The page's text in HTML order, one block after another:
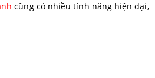
cũng có nhiều tính năng hiện đại,